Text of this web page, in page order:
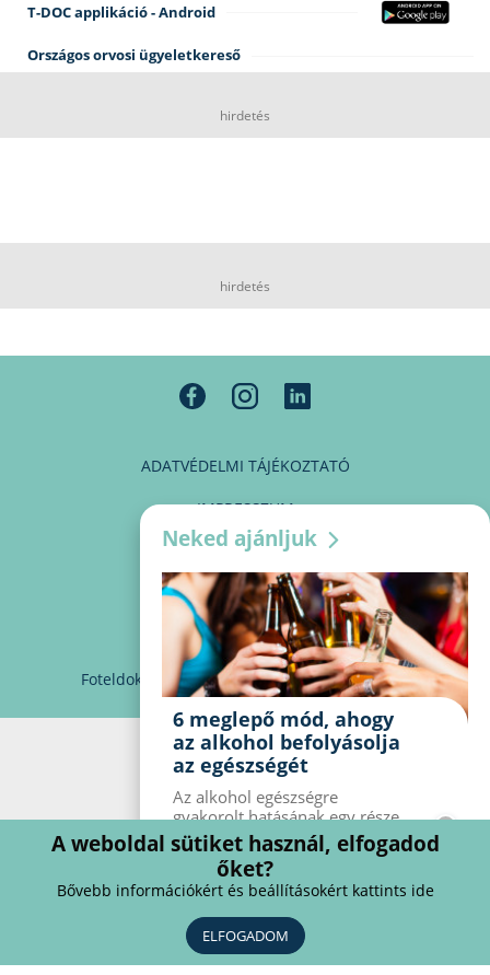
T-DOC applikáció - Android
Országos orvosi ügyeletkereső
hirdetés
hirdetés
ADATVÉDELMI TÁJÉKOZTATÓ
IMPRESSZUM
MÉDIAAJÁNLAT
PARTNEREINK
KAPCSOLAT
Foteldoki info@foteldoki.hu Süti beállítások
Neked ajánljuk
6 meglepő mód, ahogy
az alkohol befolyásolja
az egészségét
Az alkohol egészségre
gyakorolt ​​hatásának egy része
jól ismert, mások azonban
meglepők lehetnek. Van hat
kevésbé ismert hatás, amelyet
az alkohol gyakorol a
szervezetre.
A weboldal sütiket használ, elfogadod
őket?
Bővebb információkért és beállításokért kattints ide
ELFOGADOM